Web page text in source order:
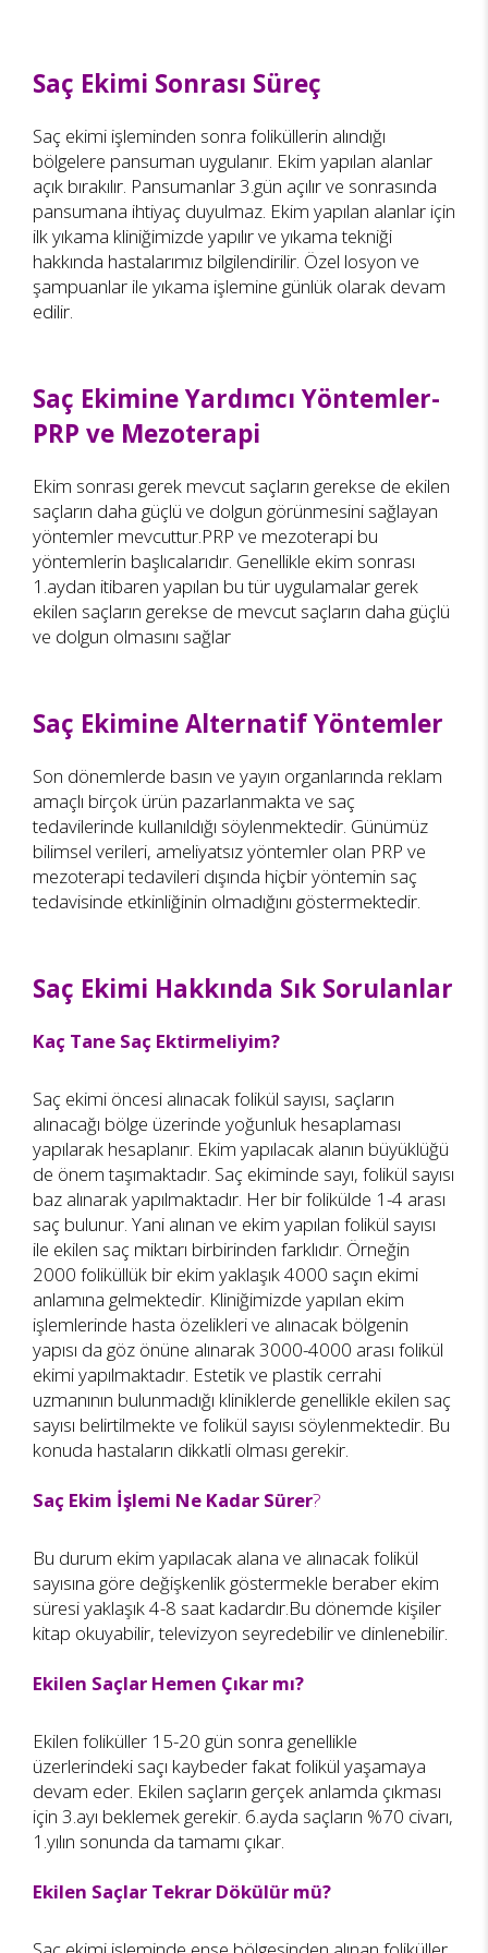
Saç Ekimi Sonrası Süreç
Saç ekimi işleminden sonra foliküllerin alındığı
bölgelere pansuman uygulanır. Ekim yapılan alanlar
açık bırakılır. Pansumanlar 3.gün açılır ve sonrasında
pansumana ihtiyaç duyulmaz. Ekim yapılan alanlar için
ilk yıkama kliniğimizde yapılır ve yıkama tekniği
hakkında hastalarımız bilgilendirilir. Özel losyon ve
şampuanlar ile yıkama işlemine günlük olarak devam
edilir.
Saç Ekimine Yardımcı Yöntemler-
PRP ve Mezoterapi
Ekim sonrası gerek mevcut saçların gerekse de ekilen
saçların daha güçlü ve dolgun görünmesini sağlayan
yöntemler mevcuttur.PRP ve mezoterapi bu
yöntemlerin başlıcalarıdır. Genellikle ekim sonrası
1.aydan itibaren yapılan bu tür uygulamalar gerek
ekilen saçların gerekse de mevcut saçların daha güçlü
ve dolgun olmasını sağlar
Saç Ekimine Alternatif Yöntemler
Son dönemlerde basın ve yayın organlarında reklam
amaçlı birçok ürün pazarlanmakta ve saç
tedavilerinde kullanıldığı söylenmektedir. Günümüz
bilimsel verileri, ameliyatsız yöntemler olan PRP ve
mezoterapi tedavileri dışında hiçbir yöntemin saç
tedavisinde etkinliğinin olmadığını göstermektedir.
Saç Ekimi Hakkında Sık Sorulanlar
Kaç Tane Saç Ektirmeliyim?
Saç ekimi öncesi alınacak folikül sayısı, saçların
alınacağı bölge üzerinde yoğunluk hesaplaması
yapılarak hesaplanır. Ekim yapılacak alanın büyüklüğü
de önem taşımaktadır. Saç ekiminde sayı, folikül sayısı
baz alınarak yapılmaktadır. Her bir folikülde 1-4 arası
saç bulunur. Yani alınan ve ekim yapılan folikül sayısı
ile ekilen saç miktarı birbirinden farklıdır. Örneğin
2000 foliküllük bir ekim yaklaşık 4000 saçın ekimi
anlamına gelmektedir. Kliniğimizde yapılan ekim
işlemlerinde hasta özelikleri ve alınacak bölgenin
yapısı da göz önüne alınarak 3000-4000 arası folikül
ekimi yapılmaktadır. Estetik ve plastik cerrahi
uzmanının bulunmadığı kliniklerde genellikle ekilen saç
sayısı belirtilmekte ve folikül sayısı söylenmektedir. Bu
konuda hastaların dikkatli olması gerekir.
Saç Ekim İşlemi Ne Kadar Sürer?
Bu durum ekim yapılacak alana ve alınacak folikül
sayısına göre değişkenlik göstermekle beraber ekim
süresi yaklaşık 4-8 saat kadardır.Bu dönemde kişiler
kitap okuyabilir, televizyon seyredebilir ve dinlenebilir.
Ekilen Saçlar Hemen Çıkar mı?
Ekilen foliküller 15-20 gün sonra genellikle
üzerlerindeki saçı kaybeder fakat folikül yaşamaya
devam eder. Ekilen saçların gerçek anlamda çıkması
için 3.ayı beklemek gerekir. 6.ayda saçların %70 civarı,
1.yılın sonunda da tamamı çıkar.
Ekilen Saçlar Tekrar Dökülür mü?